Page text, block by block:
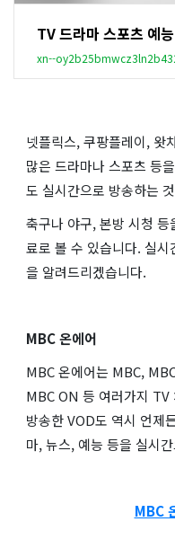
TV 드라마 스포츠 예
xn--
넷플릭스, 쿠팡플레이, 왓
많은 드라마나 스포츠 등
도 실시간으로 방송하는
축구나 야구, 본방 시청
료로 볼 수 있습니다. 실
을 알려드리겠습니다.
MBC 온에어
MBC 온에어는 MBC,
MBC ON 등 여러가지 TV
방송한 VOD도 역시 언제
마, 뉴스, 예능 등을 실시
MBC